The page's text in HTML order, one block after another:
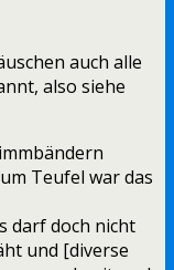
auch alle
also siehe
Teufel war das
darf doch nicht
und [diverse